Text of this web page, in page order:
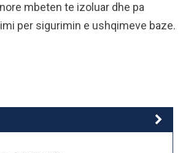
mbeten te izoluar dhe pa
per sigurimin e ushqimeve baze.